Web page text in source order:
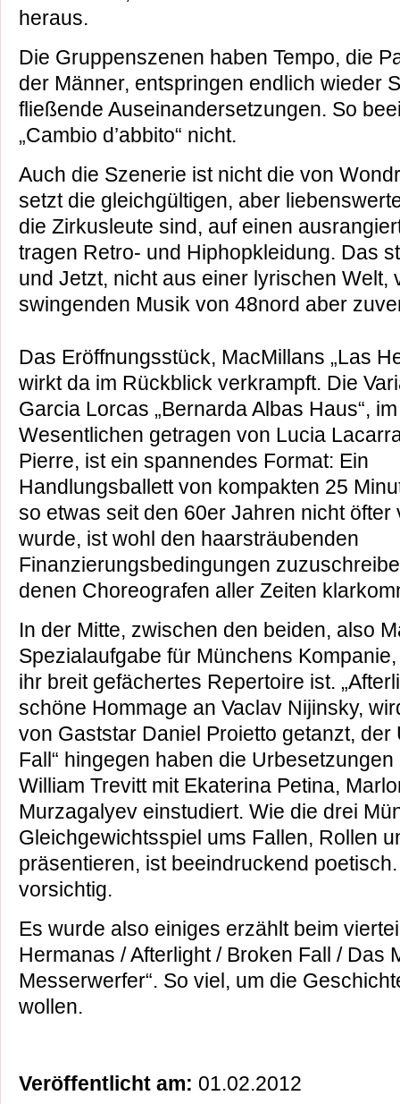
heraus.
Die Gruppenszenen haben Tempo, die
der Männer, entspringen endlich wieder
fließende Auseinandersetzungen. So
„Cambio d’abbito“ nicht.
Auch die Szenerie ist nicht die von
setzt die gleichgültigen, aber
die Zirkusleute sind, auf einen
tragen Retro- und Hiphopkleidung. Das
und Jetzt, nicht aus einer lyrischen Welt,
swingenden Musik von 48nord aber
Das Eröffnungsstück, MacMillans „Las
wirkt da im Rückblick verkrampft. Die
Garcia Lorcas „Bernarda Albas Haus“, im
Wesentlichen getragen von Lucia
Pierre, ist ein spannendes Format: Ein
Handlungsballett von kompakten 25
so etwas seit den 60er Jahren nicht öfter
wurde, ist wohl den haarsträubenden
Finanzierungsbedingungen
denen Choreografen aller Zeiten
In der Mitte, zwischen den beiden, also
Spezialaufgabe für Münchens
ihr breit gefächertes Repertoire ist.
schöne Hommage an Vaclav Nijinsky,
von Gaststar Daniel Proietto getanzt, der
Fall“ hingegen haben die
William Trevitt mit Ekaterina Petina,
Murzagalyev einstudiert. Wie die drei
Gleichgewichtsspiel ums Fallen, Rollen
präsentieren, ist beeindruckend
vorsichtig.
Es wurde also einiges erzählt beim
Hermanas / Afterlight / Broken Fall / Das
Messerwerfer“. So viel, um die
wollen.
Veröffentlicht am: 01.02.2012